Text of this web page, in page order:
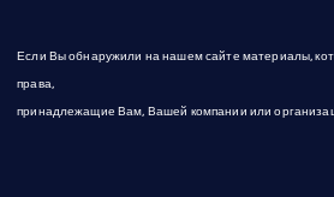
Если Вы обнаружили на нашем сайте материалы,
права,
принадлежащие Вам, Вашей компании или